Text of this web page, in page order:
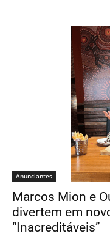
Anunciantes
Marcos Mion e
divertem em
“Inacreditáveis”